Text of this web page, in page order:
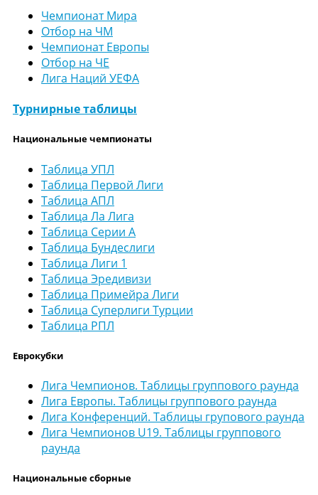
Чемпионат Мира
Отбор на ЧМ
Чемпионат Европы
Отбор на ЧЕ
Лига Наций УЕФА
Турнирные таблицы
Национальные чемпионаты
Таблица УПЛ
Таблица Первой Лиги
Таблица АПЛ
Таблица Ла Лига
Таблица Серии А
Таблица Бундеслиги
Таблица Лиги 1
Таблица Эредивизи
Таблица Примейра Лиги
Таблица Суперлиги Турции
Таблица РПЛ
Еврокубки
Лига Чемпионов. Таблицы группового раунда
Лига Европы. Таблицы группового раунда
Лига Конференций. Таблицы групового раунда
Лига Чемпионов U19. Таблицы группового
раунда
Национальные сборные